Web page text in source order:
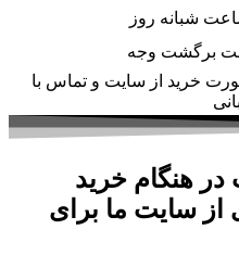
برگشت وجه
خرید از سایت و تماس با
هنگام خرید
از سایت ما برای